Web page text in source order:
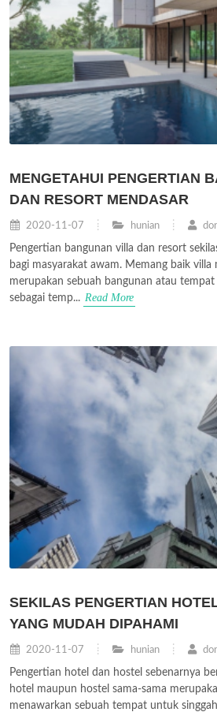
MENGETAHUI PENGERTIAN
DAN RESORT MENDASAR
2020-11-07 hunian
Pengertian bangunan villa dan resort
bagi masyarakat awam. Memang baik villa
merupakan sebuah bangunan atau
sebagai temp... Read More
SEKILAS PENGERTIAN
YANG MUDAH DIPAHAMI
2020-11-07 hunian
Pengertian hotel dan hostel sebenarnya
hotel maupun hostel sama-sama
menawarkan sebuah tempat untuk